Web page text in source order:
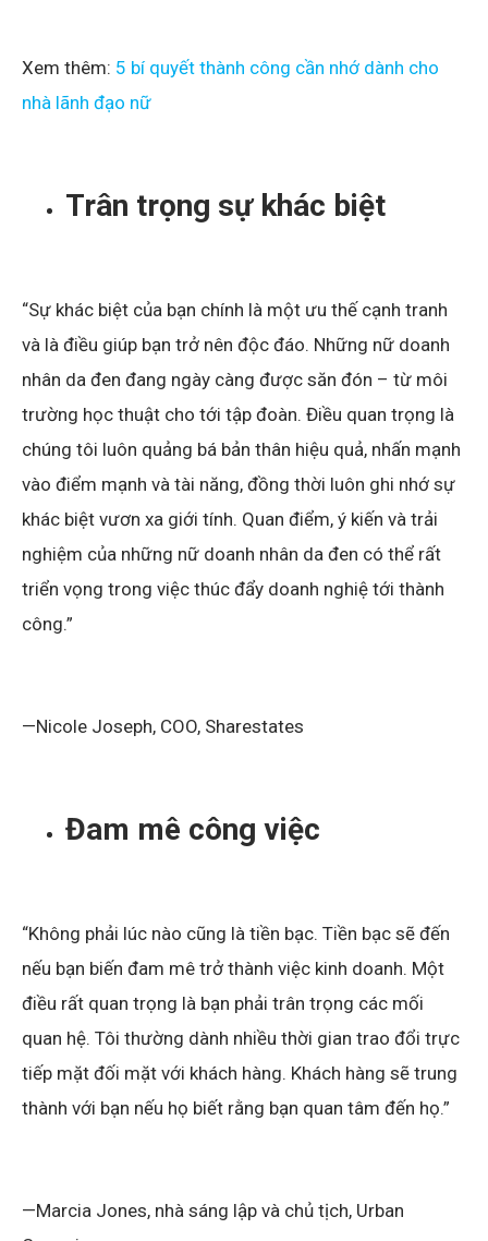
Xem thêm: 5 bí quyết thành công cần nhớ dành cho
nhà lãnh đạo nữ
Trân trọng sự khác biệt
“Sự khác biệt của bạn chính là một ưu thế cạnh tranh
và là điều giúp bạn trở nên độc đáo. Những nữ doanh
nhân da đen đang ngày càng được săn đón – từ môi
trường học thuật cho tới tập đoàn. Điều quan trọng là
chúng tôi luôn quảng bá bản thân hiệu quả, nhấn mạnh
vào điểm mạnh và tài năng, đồng thời luôn ghi nhớ sự
khác biệt vươn xa giới tính. Quan điểm, ý kiến và trải
nghiệm của những nữ doanh nhân da đen có thể rất
triển vọng trong việc thúc đẩy doanh nghiệ tới thành
công.”
—Nicole Joseph, COO, Sharestates
Đam mê công việc
“Không phải lúc nào cũng là tiền bạc. Tiền bạc sẽ đến
nếu bạn biến đam mê trở thành việc kinh doanh. Một
điều rất quan trọng là bạn phải trân trọng các mối
quan hệ. Tôi thường dành nhiều thời gian trao đổi trực
tiếp mặt đối mặt với khách hàng. Khách hàng sẽ trung
thành với bạn nếu họ biết rằng bạn quan tâm đến họ.”
—Marcia Jones, nhà sáng lập và chủ tịch, Urban